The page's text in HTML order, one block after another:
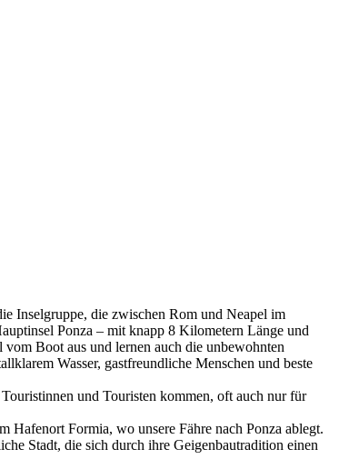
Inselgruppe, die zwischen Rom und Neapel im
Ponza – mit knapp 8 Kilometern Länge und
Boot aus und lernen auch die unbewohnten
Wasser, gastfreundliche Menschen und beste
und Touristen kommen, oft auch nur für
Hafenort Formia, wo unsere Fähre nach Ponza ablegt.
Stadt, die sich durch ihre Geigenbautradition einen